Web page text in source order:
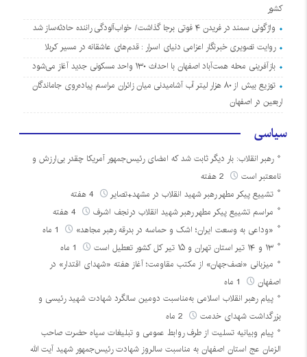
کشور
واژگونی سمند در فریدن ۴ فوتی برجا گذاشت/ خواب‌آلودگی راننده حادثه‌ساز شد
روایت تصویری خبرنگار اعزامی دنیای اسرار : قدم‌های عاشقانه در مسیر کربلا
بازآفرینی محله همت‌آباد اصفهان با احداث ۱۳۰ واحد مسکونی جدید آغاز می‌شود
توزیع بیش از ۸۰ هزار لیتر آب آشامیدنی میان زائران مراسم پیاده‌روی جاماندگان
اربعین در اصفهان
سیاسی
رهبر انقلاب: بار دیگر ثابت شد که امضای رئیس‌جمهور آمریکا چقدر بی‌ارزش و
نامعتبر است
تشییع پیکر مطهر رهبر شهید انقلاب در مشهد+تصایر
مراسم تشییع پیکر مطهر رهبر شهید انقلاب درنجف اشرف
«وداعی به وسعت ایران؛ اشک و حماسه در بدرقه رهبر مجاهد»
۱۳ و ۱۴ تیر استان تهران و ۱۵ تیر کل کشور تعطیل است
میزبانی «نصف‌جهان» از مکتب مقاومت؛ آغاز هفته «شهدای اقتدار» در
اصفهان
پیام رهبر انقلاب اسلامی به‌مناسبت دومین سالگرد شهادت شهید رئیسی و
بزرگداشت شهدای خدمت
پیام وبیانیه تسلیت از طرف روابط عمومی و تبلیغات سپاه حضرت صاحب
الزمان عج استان اصفهان به مناسبت سالروز شهادت رئیس‌جمهور شهید آیت الله